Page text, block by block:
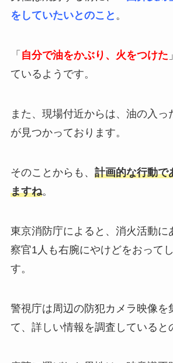
をしていたいとのこと 。
「 自分で油をかぶり、火をつけた
ているようです。
また、現場付近からは、油の入っ
が見つかっております。
そのことからも、 計画的な行動で
ますね。
東京消防庁によると、消火活動に
察官1人も右腕にやけどをおって
す。
警視庁は周辺の防犯カメラ映像を
て、詳しい情報を調査していると